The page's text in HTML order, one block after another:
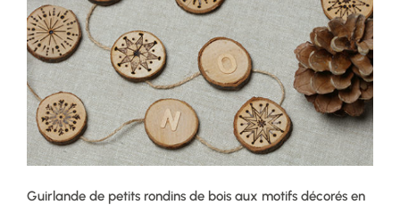
Guirlande de petits rondins de bois aux motifs décorés en